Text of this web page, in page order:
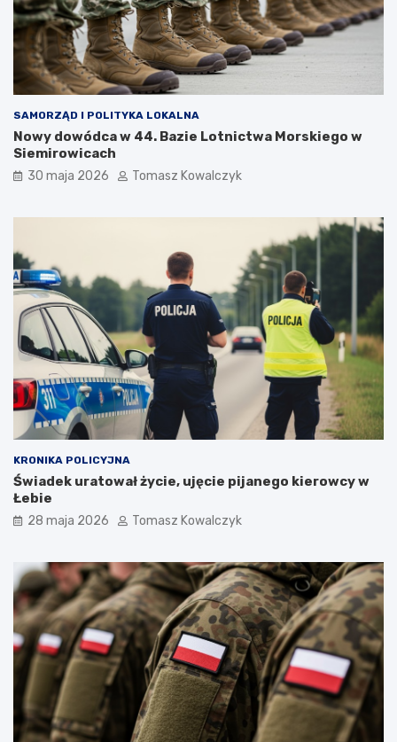
SAMORZĄD I POLITYKA LOKALNA
Nowy dowódca w 44. Bazie Lotnictwa Morskiego w
Siemirowicach
30 maja 2026 Tomasz Kowalczyk
KRONIKA POLICYJNA
Świadek uratował życie, ujęcie pijanego kierowcy w
Łebie
28 maja 2026 Tomasz Kowalczyk